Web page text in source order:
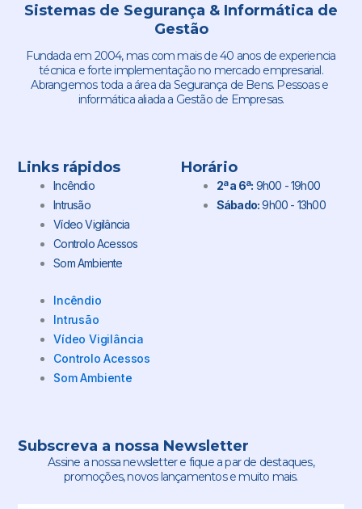
Sistemas de Segurança & Informática de
Gestão
Fundada em 2004, mas com mais de 40 anos de experiencia
técnica e forte implementação no mercado empresarial.
Abrangemos toda a área da Segurança de Bens. Pessoas e
informática aliada a Gestão de Empresas.
Links rápidos
Incêndio
Intrusão
Vídeo Vigilância
Controlo Acessos
Som Ambiente
Incêndio
Intrusão
Vídeo Vigilância
Controlo Acessos
Som Ambiente
Horário
2ª a 6ª: 9h00 - 19h00
Sábado:9h00 - 13h00
Subscreva a nossa Newsletter
Assine a nossa newsletter e fique a par de destaques,
promoções, novos lançamentos e muito mais.